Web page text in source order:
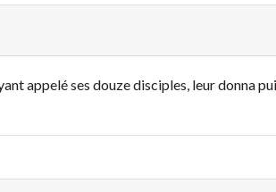
appelé ses douze disciples, leur donna